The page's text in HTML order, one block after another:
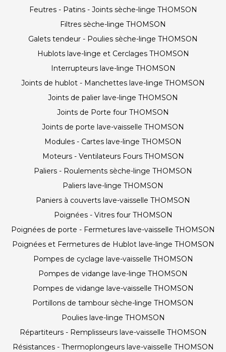
Feutres - Patins - Joints sèche-linge THOMSON
Filtres sèche-linge THOMSON
Galets tendeur - Poulies sèche-linge THOMSON
Hublots lave-linge et Cerclages THOMSON
Interrupteurs lave-linge THOMSON
Joints de hublot - Manchettes lave-linge THOMSON
Joints de palier lave-linge THOMSON
Joints de Porte four THOMSON
Joints de porte lave-vaisselle THOMSON
Modules - Cartes lave-linge THOMSON
Moteurs - Ventilateurs Fours THOMSON
Paliers - Roulements sèche-linge THOMSON
Paliers lave-linge THOMSON
Paniers à couverts lave-vaisselle THOMSON
Poignées - Vitres four THOMSON
Poignées de porte - Fermetures lave-vaisselle THOMSON
Poignées et Fermetures de Hublot lave-linge THOMSON
Pompes de cyclage lave-vaisselle THOMSON
Pompes de vidange lave-linge THOMSON
Pompes de vidange lave-vaisselle THOMSON
Portillons de tambour sèche-linge THOMSON
Poulies lave-linge THOMSON
Répartiteurs - Remplisseurs lave-vaisselle THOMSON
Résistances - Thermoplongeurs lave-vaisselle THOMSON